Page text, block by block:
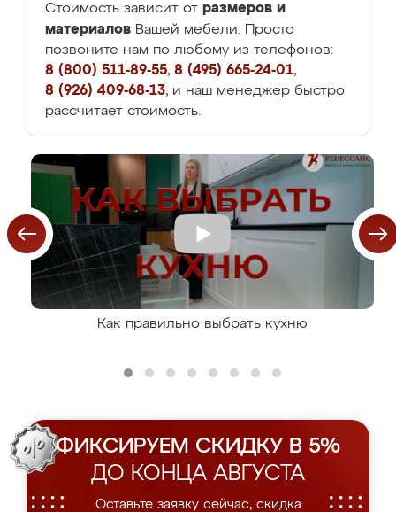
Стоимость зависит от размеров и
материалов Вашей мебели. Просто
позвоните нам по любому из телефонов:
8 (800) 511-89-55, 8 (495) 665-24-01,
8 (926) 409-68-13, и наш менеджер быстро
рассчитает стоимость.
Как правильно выбрать кухню
ФИКСИРУЕМ СКИДКУ В 5%
ДО КОНЦА АВГУСТА
Оставьте заявку сейчас, скидка